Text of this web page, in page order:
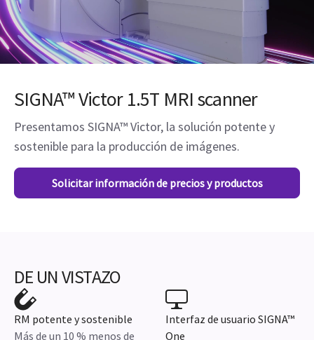
SIGNA™ Victor 1.5T MRI scanner
Presentamos SIGNA™ Victor, la solución potente y
sostenible para la producción de imágenes.
Solicitar información de precios y productos
DE UN VISTAZO
RM potente y sostenible
Más de un 10 % menos de
Interfaz de usuario SIGNA™
One